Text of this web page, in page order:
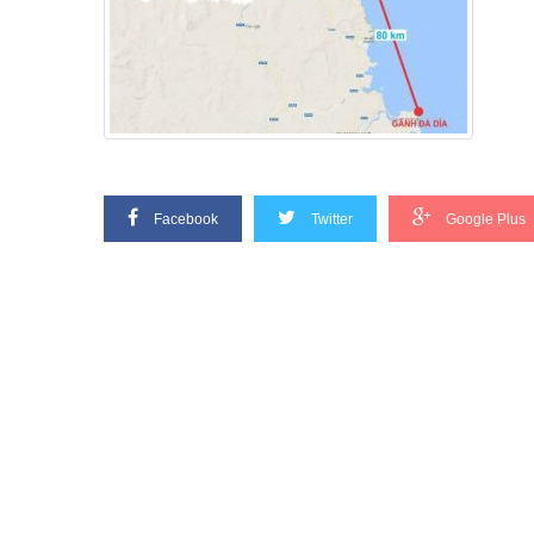
Facebook Twitter Google Plus